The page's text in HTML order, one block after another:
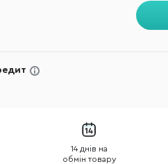
14 днів на
обмін товару